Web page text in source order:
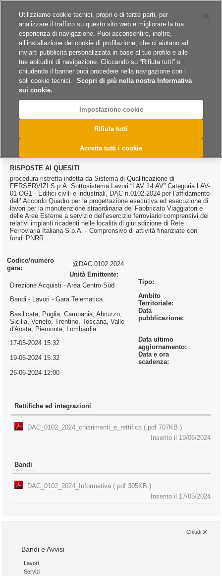
A
@DAC.0102.2024
RISPOSTE AI QUESITI
procedura ristretta indetta da Sistema di Qualificazione di
FERSERVIZI S.p.A. Sottosistema Lavori “LAV 1-LAV” Categoria LAV-
01 OG1 - Edifici civili e industriali, DAC n.0102.2024 per l’affidamento
dell’ Accordo Quadro per la progettazione esecutiva ed esecuzione di
lavori per la manutenzione straordinaria del Fabbricato Viaggiatori e
delle Aree Esterne a servizio dell’esercizio ferroviario comprensivi dei
relativi impianti ricadenti nelle località di giurisdizione di Rete
Ferroviaria Italiana S.p.A. - Comprensivo di attività finanziate con
fondi PNRR.
Codice/numero
gara:
@DAC.0102.2024
Unità Emittente:
Direzione Acquisti - Area Centro-Sud
Tipo:
Bandi - Lavori- Gara Telematica
Ambito
Territoriale:
Basilicata, Puglia, Campania, Abruzzo,
Sicilia, Veneto, Trentino, Toscana, Valle
d'Aosta, Piemonte, Lombardia
Data
pubblicazione:
17-05-2024 15:32
Data ultimo
aggiornamento:
19-06-2024 15:32
Data e ora
scadenza:
26-06-2024 12:00
Rettifiche ed integrazioni
DAC_0102_2024_chiarimenti_e_rettifica (.pdf 707KB )
Inserito il 19/06/2024
Bandi
DAC_0102_2024_Informativa (.pdf 305KB )
Inserito il 17/05/2024
Chiudi
Bandi e Avvisi
Lavori
Servizi
Utilizziamo cookie tecnici, propri o di terze parti, per
analizzare il traffico su questo sito web e migliorare la tua
esperienza di navigazione. Puoi acconsentire, inoltre,
all’installazione dei cookie di profilazione, che ci aiutano ad
inviarti pubblicità personalizzata in base al tuo profilo e alle
tue abitudini di navigazione. Cliccando su “Rifiuta tutti” o
chiudendo il banner puoi procedere nella navigazione con i
soli cookie tecnici.
Scopri di più nella nostra Informativa
sui cookie.
Impostazione cookie
Rifiuta tutti
Accetta tutti i cookie